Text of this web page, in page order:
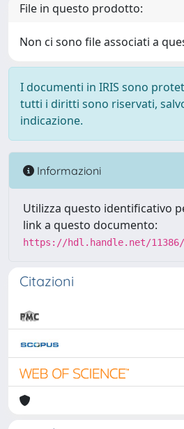
File in questo prodotto:
Non ci sono file associati a
I documenti in IRIS sono
tutti i diritti sono riservati,
indicazione.
Informazioni
Utilizza questo identificativo
link a questo documento:
https://hdl.handle.net/11386/
Citazioni